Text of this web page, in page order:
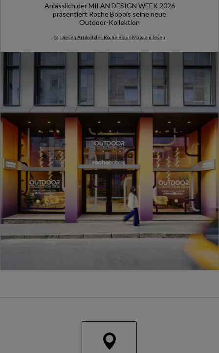
Anlässlich der MILAN DESIGN WEEK 2026
präsentiert Roche Bobois seine neue
Outdoor-Kollektion
Diesen Artikel des Roche Bobis Magazin lesen
Milan Design Week 2026